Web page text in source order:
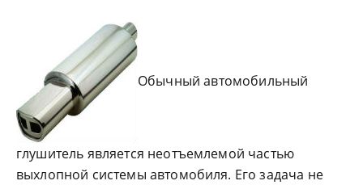
Обычный автомобильный
глушитель является неотъемлемой частью
выхлопной системы автомобиля. Его задача не